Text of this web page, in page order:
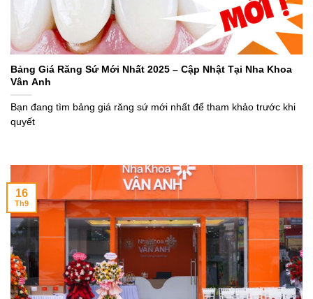
Bảng Giá Răng Sứ Mới Nhất 2025 – Cập Nhật Tại Nha Khoa
Vân Anh
Bạn đang tìm bảng giá răng sứ mới nhất để tham khảo trước khi
quyết
16
Th9